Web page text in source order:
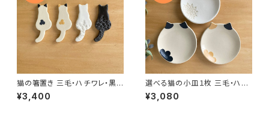
猫の箸置き 三毛・ハチワレ・黒
猫・白猫の4匹セット
¥3,400
選べる猫の小皿１枚 三毛・ハチ
ワレ・白猫から自由にセレクト♪
ギフトにも◎ 手づくり陶器
¥3,080